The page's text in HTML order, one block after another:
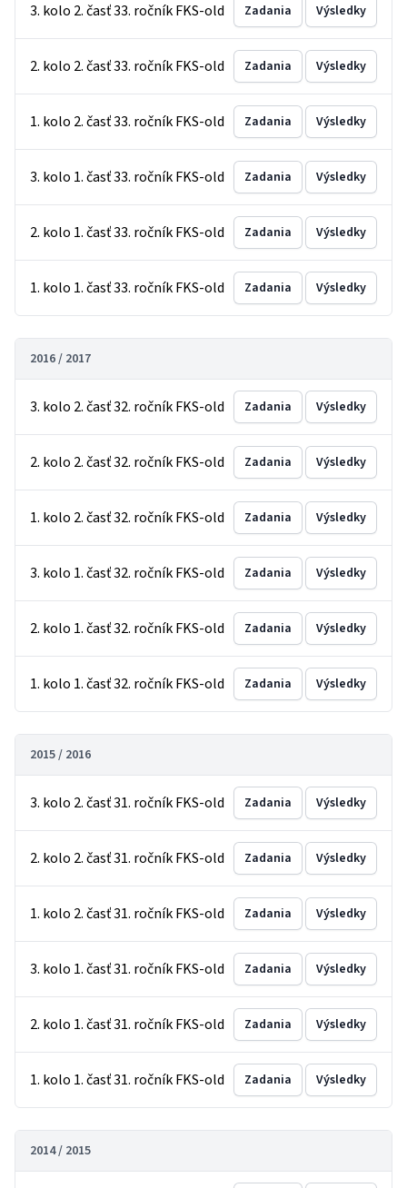
3. kolo 2. časť 33. ročník FKS-old Zadania Výsledky
2. kolo 2. časť 33. ročník FKS-old Zadania Výsledky
1. kolo 2. časť 33. ročník FKS-old Zadania Výsledky
3. kolo 1. časť 33. ročník FKS-old Zadania Výsledky
2. kolo 1. časť 33. ročník FKS-old Zadania Výsledky
1. kolo 1. časť 33. ročník FKS-old Zadania Výsledky
2016 / 2017
3. kolo 2. časť 32. ročník FKS-old Zadania Výsledky
2. kolo 2. časť 32. ročník FKS-old Zadania Výsledky
1. kolo 2. časť 32. ročník FKS-old Zadania Výsledky
3. kolo 1. časť 32. ročník FKS-old Zadania Výsledky
2. kolo 1. časť 32. ročník FKS-old Zadania Výsledky
1. kolo 1. časť 32. ročník FKS-old Zadania Výsledky
2015 / 2016
3. kolo 2. časť 31. ročník FKS-old Zadania Výsledky
2. kolo 2. časť 31. ročník FKS-old Zadania Výsledky
1. kolo 2. časť 31. ročník FKS-old Zadania Výsledky
3. kolo 1. časť 31. ročník FKS-old Zadania Výsledky
2. kolo 1. časť 31. ročník FKS-old Zadania Výsledky
1. kolo 1. časť 31. ročník FKS-old Zadania Výsledky
2014 / 2015